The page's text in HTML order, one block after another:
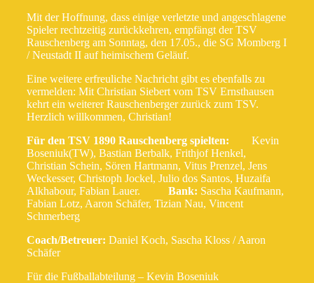
Mit der Hoffnung, dass einige verletzte und angeschlagene
Spieler rechtzeitig zurückkehren, empfängt der TSV
Rauschenberg am Sonntag, den 17.05., die SG Momberg I
/ Neustadt II auf heimischem Geläuf.
Eine weitere erfreuliche Nachricht gibt es ebenfalls zu
vermelden: Mit Christian Siebert vom TSV Ernsthausen
kehrt ein weiterer Rauschenberger zurück zum TSV.
Herzlich willkommen, Christian!
Für den TSV 1890 Rauschenberg spielten: Kevin
Boseniuk(TW), Bastian Berbalk, Frithjof Henkel,
Christian Schein, Sören Hartmann, Vitus Prenzel, Jens
Weckesser, Christoph Jockel, Julio dos Santos, Huzaifa
Alkhabour, Fabian Lauer. Bank: Sascha Kaufmann,
Fabian Lotz, Aaron Schäfer, Tizian Nau, Vincent
Schmerberg
Coach/Betreuer: Daniel Koch, Sascha Kloss / Aaron
Schäfer
Für die Fußballabteilung – Kevin Boseniuk